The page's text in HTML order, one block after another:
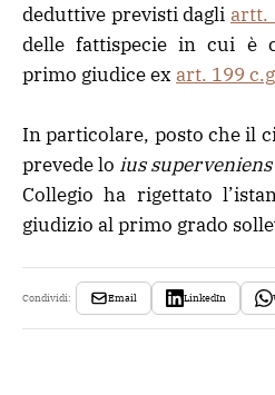
deduttive previsti dagli artt.
delle fattispecie in cui è
primo giudice ex art. 199
In particolare, posto che il
prevede lo ius superveniens
Collegio ha rigettato
giudizio al primo grado
Condividi: Email LinkedIn